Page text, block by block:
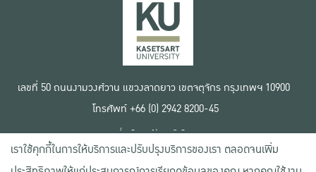
เลขที่ 50 ถนนงามวงศ์วาน แขวงลาดยาว เขตจตุจักร กรุงเทพฯ 10900
โทรศัพท์ +66 (0) 2942 8200-45
เงื่อนไขการใช้งานเว็บไซต์
ข้อตกลงด้านสิทธิ์ใช้งาน
นโยบายความเป็นส่วนตัว
เราใช้คุกกี้ในการให้บริการและปรับปรุงบริการของเรา ตลอดจนเพิ่ม